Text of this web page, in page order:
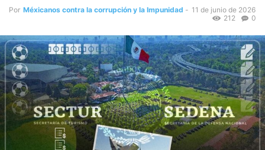
Por Méxicanos contra la corrupción y la Impunidad - 11 de junio de 2026
0
212